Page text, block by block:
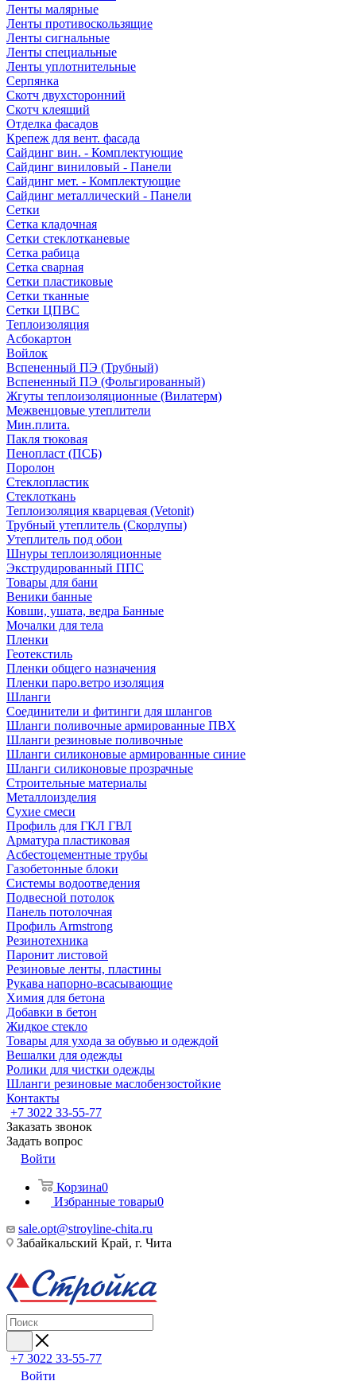
Ленты малярные
Ленты противоскользящие
Ленты сигнальные
Ленты специальные
Ленты уплотнительные
Серпянка
Скотч двухсторонний
Скотч клеящий
Отделка фасадов
Крепеж для вент. фасада
Сайдинг вин. - Комплектующие
Сайдинг виниловый - Панели
Сайдинг мет. - Комплектующие
Сайдинг металлический - Панели
Сетки
Сетка кладочная
Сетки стеклотканевые
Сетка рабица
Сетка сварная
Сетки пластиковые
Сетки тканные
Сетки ЦПВС
Теплоизоляция
Асбокартон
Войлок
Вспененный ПЭ (Трубный)
Вспененный ПЭ (Фольгированный)
Жгуты теплоизоляционные (Вилатерм)
Межвенцовые утеплители
Мин.плита.
Пакля тюковая
Пенопласт (ПСБ)
Поролон
Стеклопластик
Стеклоткань
Теплоизоляция кварцевая (Vetonit)
Трубный утеплитель (Скорлупы)
Утеплитель под обои
Шнуры теплоизоляционные
Экструдированный ППС
Товары для бани
Веники банные
Ковши, ушата, ведра Банные
Мочалки для тела
Пленки
Геотекстиль
Пленки общего назначения
Пленки паро.ветро изоляция
Шланги
Соединители и фитинги для шлангов
Шланги поливочные армированные ПВХ
Шланги резиновые поливочные
Шланги силиконовые армированные синие
Шланги силиконовые прозрачные
Строительные материалы
Металлоизделия
Сухие смеси
Профиль для ГКЛ ГВЛ
Арматура пластиковая
Асбестоцементные трубы
Газобетонные блоки
Системы водоотведения
Подвесной потолок
Панель потолочная
Профиль Armstrong
Резинотехника
Паронит листовой
Резиновые ленты, пластины
Рукава напорно-всасывающие
Химия для бетона
Добавки в бетон
Жидкое стекло
Товары для ухода за обувью и одеждой
Вешалки для одежды
Ролики для чистки одежды
Шланги резиновые маслобензостойкие
Контакты
+7 3022 33-55-77
Заказать звонок
Задать вопрос
Войти
Корзина0
Избранные товары0
sale.opt@stroyline-chita.ru
Забайкальский Край, г. Чита
+7 3022 33-55-77
Войти